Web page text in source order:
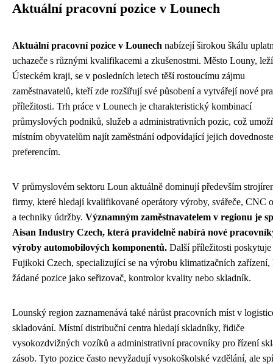
Aktuální pracovní pozice v Lounech
Aktuální pracovní pozice v Lounech nabízejí širokou škálu
uchazeče s různými kvalifikacemi a zkušenostmi. Město Louny,
Ústeckém kraji, se v posledních letech těší rostoucímu zájmu
zaměstnavatelů, kteří zde rozšiřují své působení a vytvářejí nové
příležitosti. Trh práce v Lounech je charakteristický kombinací
průmyslových podniků, služeb a administrativních pozic, což
místním obyvatelům najít zaměstnání odpovídající jejich
preferencím.
V průmyslovém sektoru Loun aktuálně dominují především
firmy, které hledají kvalifikované operátory výroby, svářeče, CNC
a techniky údržby. Významným zaměstnavatelem v regionu je
Aisan Industry Czech, která pravidelně nabírá nové
výroby automobilových komponentů. Další příležitosti
Fujikoki Czech, specializující se na výrobu klimatizačních zařízení,
žádané pozice jako seřizovač, kontrolor kvality nebo skladník.
Lounský region zaznamenává také nárůst pracovních míst v
skladování. Místní distribuční centra hledají skladníky, řidiče
vysokozdvižných vozíků a administrativní pracovníky pro řízení
zásob. Tyto pozice často nevyžadují vysokoškolské vzdělání, ale